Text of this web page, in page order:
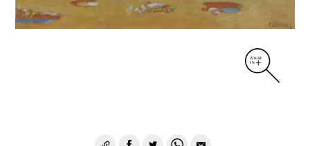
D – PAYSAGISME ABSTRAIT – 1970-1975
E – PAYSAGES SYMBOLIQUES – 1975-1996